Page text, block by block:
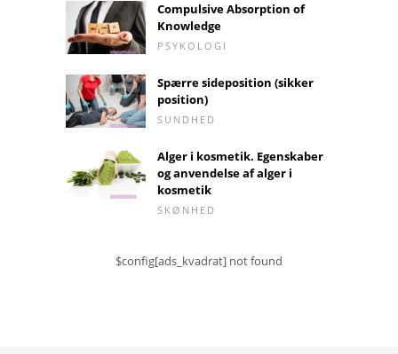
Compulsive Absorption of
Knowledge
PSYKOLOGI
Spærre sideposition (sikker
position)
SUNDHED
Alger i kosmetik. Egenskaber
og anvendelse af alger i
kosmetik
SKØNHED
$config[ads_kvadrat] not found